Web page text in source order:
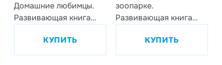
Домашние любимцы.
Развивающая книга
КУПИТЬ
зоопарке.
Развивающая книга
КУПИТЬ